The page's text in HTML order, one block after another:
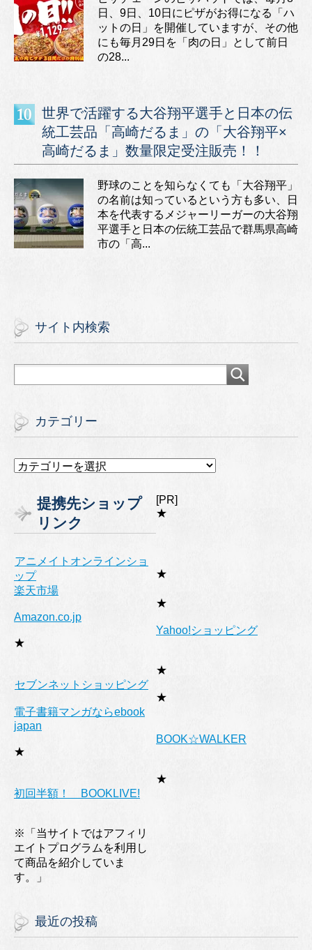
日、9日、10日にピザがお得になる「ハ
ットの日」を開催していますが、その他
にも毎月29日を「肉の日」として前日
の28...
世界で活躍する大谷翔平選手と日本の伝
統工芸品「高崎だるま」の「大谷翔平×
高崎だるま」数量限定受注販売！！
野球のことを知らなくても「大谷翔平」
の名前は知っているという方も多い、日
本を代表するメジャーリーガーの大谷翔
平選手と日本の伝統工芸品で群馬県高崎
市の「高...
サイト内検索
カテゴリー
カ
リ
ー
提携先ショップ
リンク
[PR]
★
アニメイトオンラインショ
ップ
★
楽天市場
★
Amazon.co.jp
★
Yahoo!ショッピング
★
セブンネットショッピング
★
電子書籍マンガならebook
japan
★
BOOK☆WALKER
★
初回半額！ BOOKLIVE!
※「当サイトではアフィリ
エイトプログラムを利用し
て商品を紹介していま
す。」
最近の投稿